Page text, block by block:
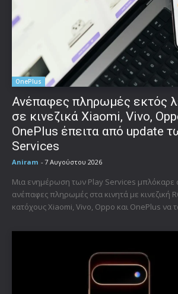
OnePlus
Ανέπαφες πληρωμές εκτός
σε κινεζικά Xiaomi, Vivo,
OnePlus έπειτα από update
Services
Aniram - 7 Αυγούστου 2026
Μια ενημέρωση των Play Services μπλόκαρε
ανέπαφες πληρωμές στα κινητά με κινεζική
κατόχους Xiaomi, Vivo, Oppo και OnePlus να